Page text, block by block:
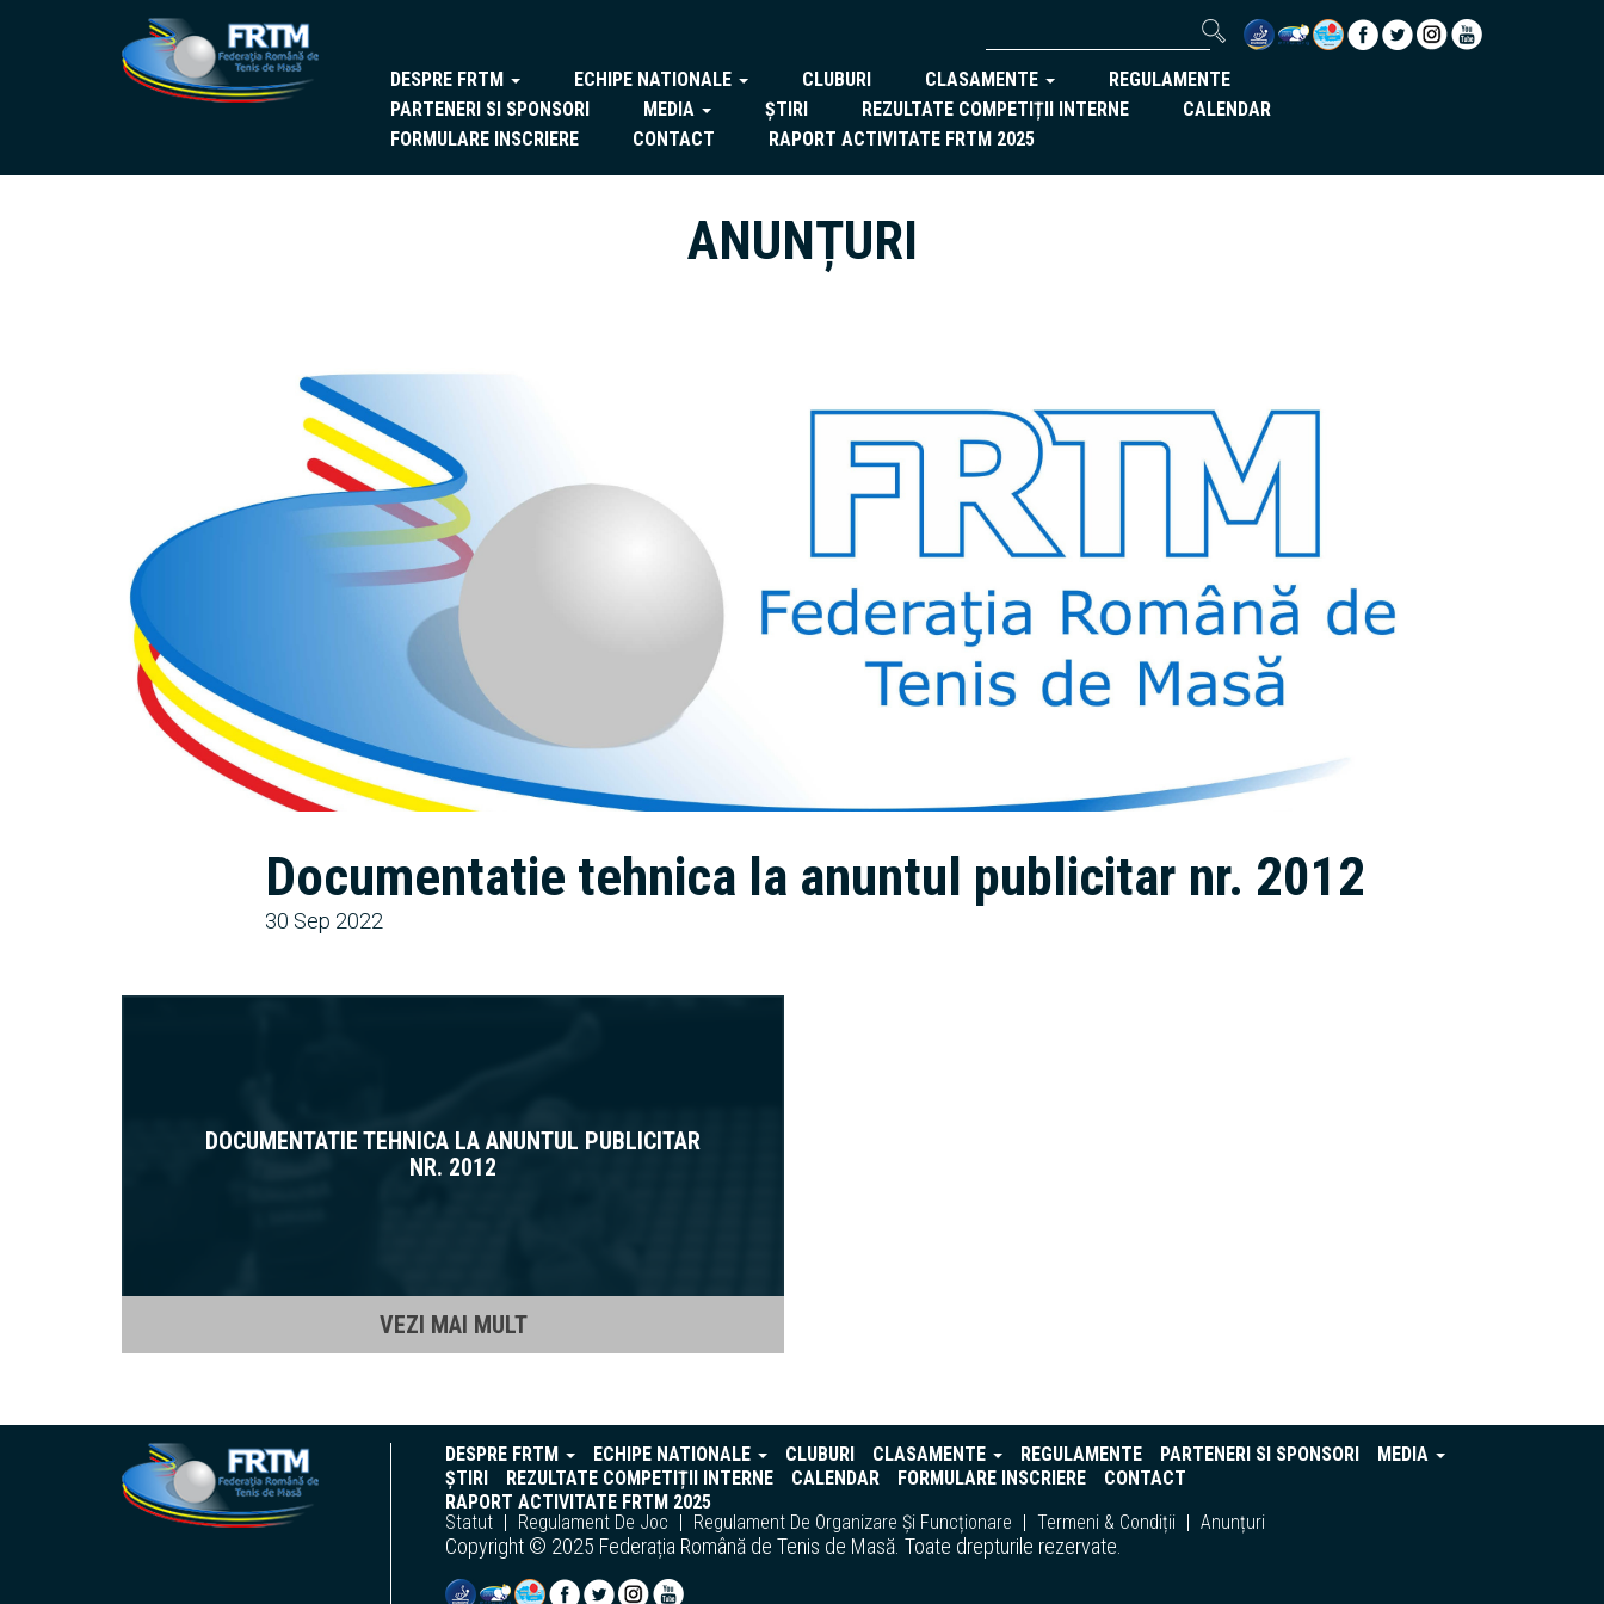
DESPRE FRTM ECHIPE NATIONALE CLUBURI CLASAMENTE
REGULAMENTE
PARTENERI SI SPONSORI
MEDIA ȘTIRI REZULTATE COMPETIȚII INTERNE
CALENDAR
FORMULARE INSCRIERE
CONTACT RAPORT ACTIVITATE FRTM 2025
ANUNȚURI
Documentatie tehnica la anuntul publicitar nr. 2012
30 Sep 2022
DOCUMENTATIE TEHNICA LA ANUNTUL PUBLICITAR
NR. 2012
VEZI MAI MULT
DESPRE FRTM ECHIPE NATIONALE CLUBURI CLASAMENTE REGULAMENTE PARTENERI SI SPONSORI
MEDIA
ȘTIRI
REZULTATE COMPETIȚII INTERNE CALENDAR FORMULARE INSCRIERE
CONTACT
RAPORT ACTIVITATE FRTM 2025
Statut
Regulament De Joc Regulament De Organizare Și Funcționare Termeni & Condiții Anunțuri
Copyright © 2025 Federația Română de Tenis de Masă. Toate drepturile rezervate.